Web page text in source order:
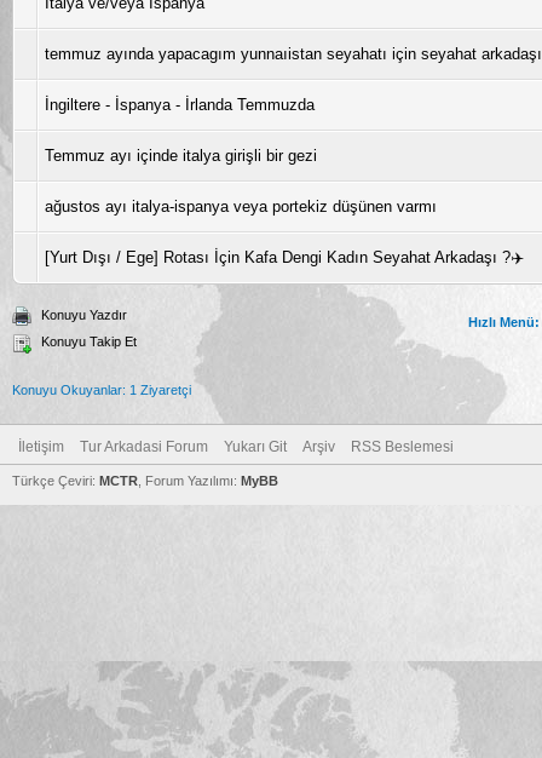
temmuz ayında yapacagım yunnaıistan seyahatı için seyahat
İngiltere - İspanya - İrlanda Temmuzda
Temmuz ayı içinde italya girişli bir gezi
ağustos ayı italya-ispanya veya portekiz düşünen varmı
[Yurt Dışı / Ege] Rotası İçin Kafa Dengi Kadın Seyahat Arkadaşı ?✈️
Konuyu Yazdır
Konuyu Takip Et
Hızlı Menü:
Konuyu Okuyanlar: 1 Ziyaretçi
İletişim Tur Arkadasi Forum Yukarı Git Arşiv RSS Beslemesi
Türkçe Çeviri: MCTR , Forum Yazılımı: MyBB